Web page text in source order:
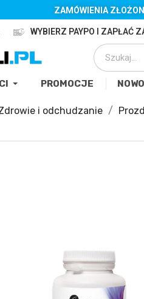
ZAMÓWIENIA
WYBIERZ PAYPO I ZAPŁAĆ
PROMOCJE
i odchudzanie